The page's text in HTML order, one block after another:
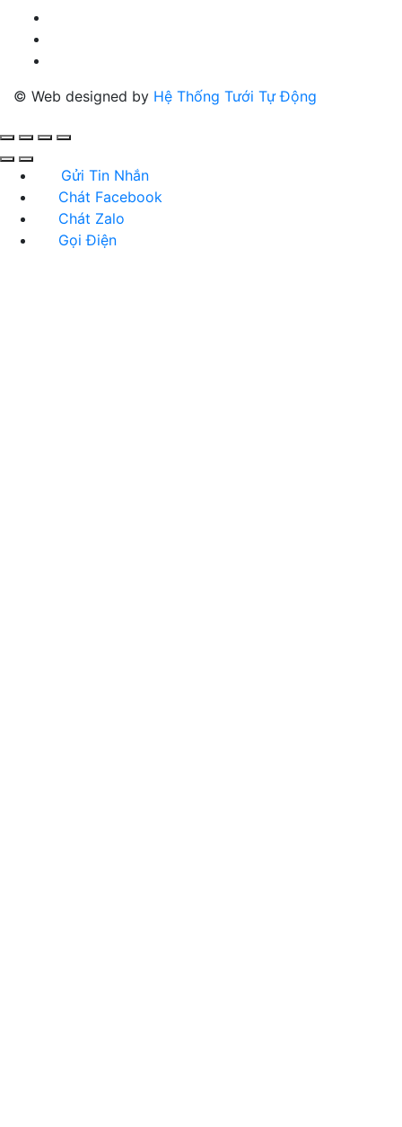
© Web designed by Hệ Thống Tưới Tự Động
Gửi Tin Nhắn
Chát Facebook
Chát Zalo
Gọi Điện